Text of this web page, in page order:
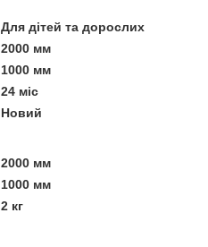
Для дітей та дорослих
2000 мм
1000 мм
24 міс
Новий
2000 мм
1000 мм
2 кг